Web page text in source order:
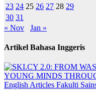
23 24 25 26 27 28 29
30 31
« Nov
Jan »
Artikel Bahasa Inggeris
English Articles Fakulti